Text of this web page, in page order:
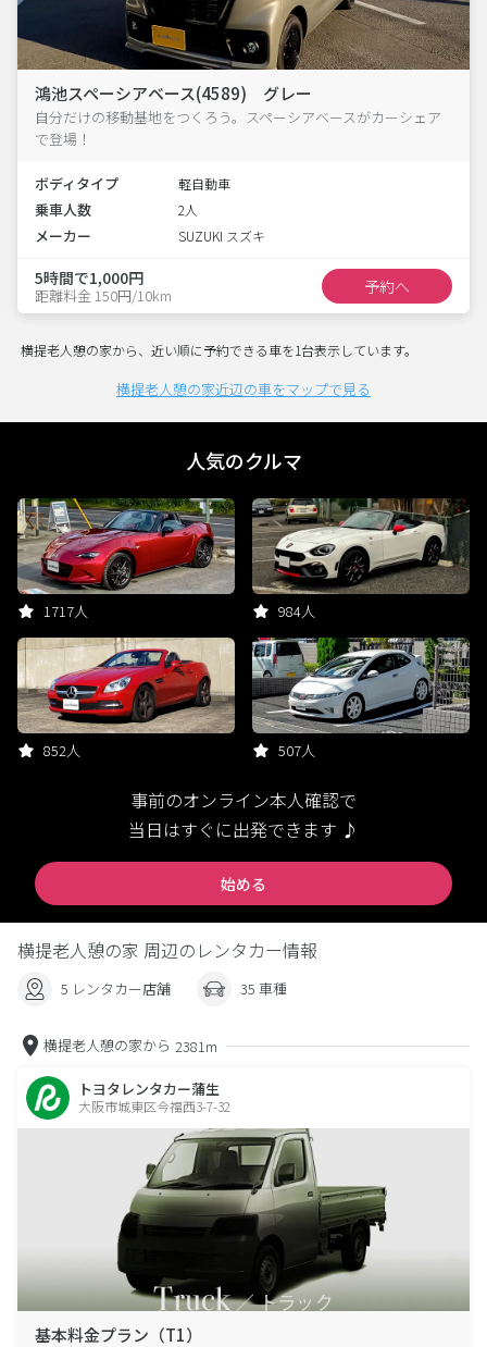
鴻池スペーシアベース(4589) グレー
自分だけの移動基地をつくろう。スペーシアベースがカーシェア
で登場！
ボディタイプ 軽自動車
乗車人数 2人
メーカー SUZUKI スズキ
5時間で1,000円
距離料金 150円/10km 予約へ
横提老人憩の家から、近い順に予約できる車を1台表示しています。
横提老人憩の家近辺の車をマップで見る
人気のクルマ
1717人 984人
852人 507人
事前のオンライン本人確認で
当日はすぐに出発できます ♪
始める
横提老人憩の家 周辺のレンタカー情報
5 レンタカー店舗 35 車種
横提老人憩の家から 2381m
トヨタレンタカー蒲生
大阪市城東区今福西3-7-32
基本料金プラン（T1）